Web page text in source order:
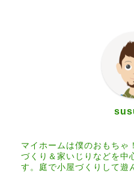
マイホームは僕のおもちゃ
づくり＆家いじりなどを中
す。庭で小屋づくりして遊